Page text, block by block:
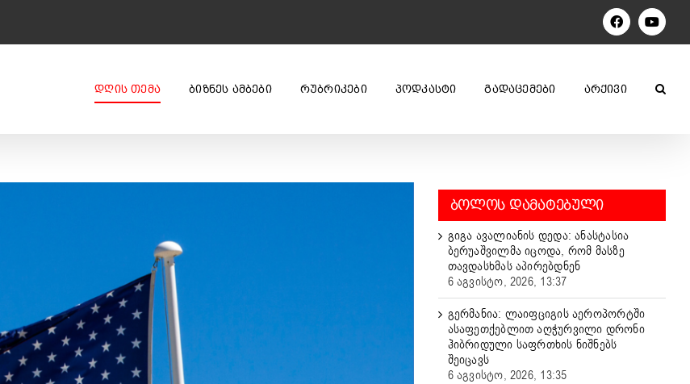
Facebook
ᲓᲦᲘᲡ ᲗᲔᲛᲐ ᲑᲘᲖᲜᲔᲡ ᲐᲛᲑᲔᲑᲘ ᲠᲣᲑᲠᲘᲙᲔᲑᲘ ᲞᲝᲓᲙᲐᲡᲢᲘ ᲒᲐᲓᲐᲪᲔᲛᲔᲑᲘ ᲐᲠᲥᲘᲕᲘ
ᲑᲝᲚᲝᲡ ᲓᲐᲛᲐᲢᲔᲑᲣᲚᲘ
გიგა ავალიანის დედა: ანასტასია
ბერუაშვილმა იცოდა, რომ მასზე
თავდასხმას აპირებდნენ
6 აგვისტო, 2026, 13:37
გერმანია: ლაიფციგის აეროპორტში
ასაფეთქებლით აღჭურვილი დრონი
ჰიბრიდული საფრთხის ნიშნებს
შეიცავს
6 აგვისტო, 2026, 13:35